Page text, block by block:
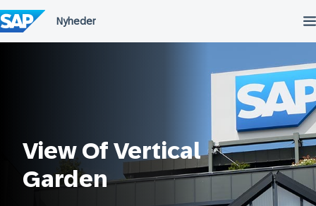
til
indholdet
View Of Vertical
Garden